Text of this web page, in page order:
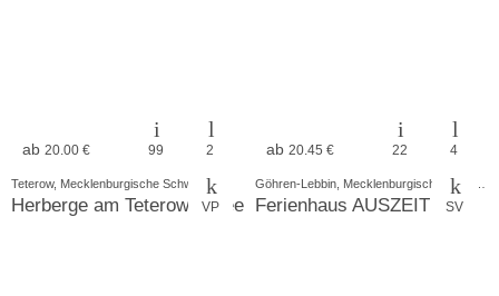
ab 20.00 € 99 2
VP
Teterow, Mecklenburgische Schweiz
Herberge am Teterower See
ab 20.45 € 22 4
SV
Ferienhaus AUSZEIT